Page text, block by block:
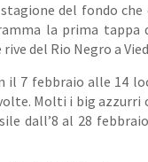
del fondo
la prima tappa
del Rio Negro a
il 7 febbraio alle 14
Molti i big
dall’8 al 28